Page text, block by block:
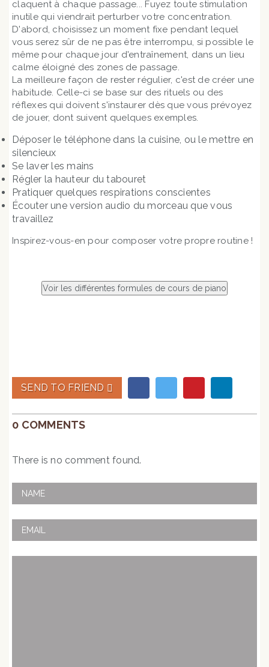
claquent à chaque passage... Fuyez toute stimulation
inutile qui viendrait perturber votre concentration.
D'abord, choisissez un moment fixe pendant lequel
vous serez sûr de ne pas être interrompu, si possible le
même pour chaque jour d'entraînement, dans un lieu
calme éloigné des zones de passage.
La meilleure façon de rester régulier, c'est de créer une
habitude. Celle-ci se base sur des rituels ou des
réflexes qui doivent s'instaurer dès que vous prévoyez
de jouer, dont suivent quelques exemples.
Déposer le téléphone dans la cuisine, ou le mettre en
silencieux
Se laver les mains
Régler la hauteur du tabouret
Pratiquer quelques respirations conscientes
Écouter une version audio du morceau que vous
travaillez
Inspirez-vous-en pour composer votre propre routine !
SEND TO FRIEND
0 COMMENTS
There is no comment found.